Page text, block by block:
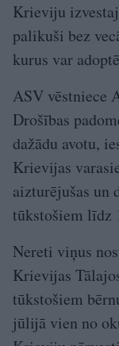
Krieviju
palikuši bez
kurus var
ASV vēstniece
Drošības
dažādu avotu,
Krievijas
aizturējušas un
tūkstošiem līdz
Nereti viņus
Krievijas
tūkstošiem
jūlijā vien no